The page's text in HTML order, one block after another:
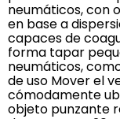
neumáticos, con
en base a
capaces de
forma tapar
neumáticos,
de uso Mover el
cómodamente
objeto punzante